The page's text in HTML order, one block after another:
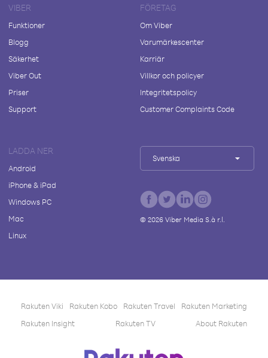
VIBER
Funktioner
Blogg
Säkerhet
Viber Out
Priser
Support
FÖRETAG
Om Viber
Varumärkescenter
Karriär
Villkor och policyer
Integritetspolicy
Customer Complaints Code
LADDA NER
Android
iPhone & iPad
Windows PC
Mac
Linux
Svenska
© 2026Viber Media S.à r.l.
Rakuten Viki Rakuten Kobo Rakuten Travel
Rakuten Marketing
Rakuten Insight
Rakuten TV About Rakuten